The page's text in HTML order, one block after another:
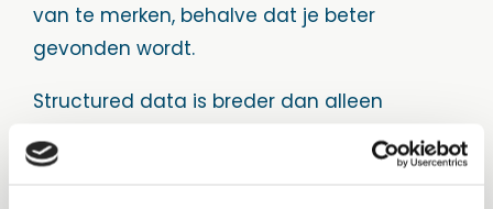
van te merken, behalve dat je beter
gevonden wordt.
Structured data is breder dan alleen
producten. Er bestaan tientallen soorten
schema’s, waaronder: